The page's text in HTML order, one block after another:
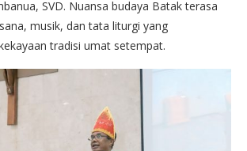
SVD. Nuansa budaya Batak terasa
musik, dan tata liturgi yang
tradisi umat setempat.